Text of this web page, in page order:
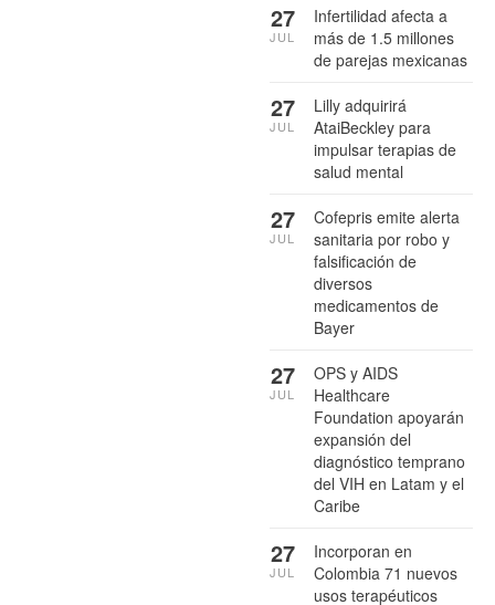
Infertilidad afecta a
más de 1.5 millones
de parejas mexicanas
27
JUL
Lilly adquirirá
AtaiBeckley para
impulsar terapias de
salud mental
27
JUL
Cofepris emite alerta
sanitaria por robo y
falsificación de
diversos
medicamentos de
Bayer
27
JUL
OPS y AIDS
Healthcare
Foundation apoyarán
expansión del
diagnóstico temprano
del VIH en Latam y el
Caribe
27
JUL
Incorporan en
Colombia 71 nuevos
usos terapéuticos
27
JUL